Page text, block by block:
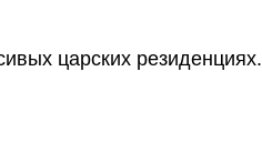
царских резиденциях.